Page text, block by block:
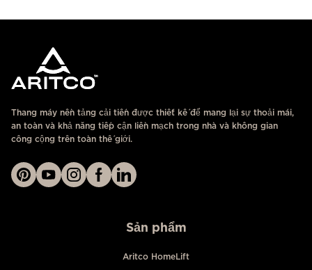
Thang máy nền tảng cải tiến được thiết kế để mang lại sự thoải mái,
an toàn và khả năng tiếp cận liền mạch trong nhà và không gian
công cộng trên toàn thế giới.
Sản phẩm
Aritco HomeLift